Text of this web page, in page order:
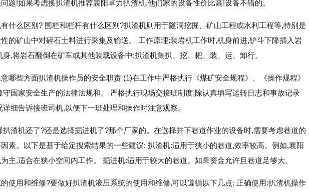
题!如果考虑换扒渣机推荐襄阳卓力扒渣机,他们家的设备性价比高!设备不错的。
什么区别? 围栏和栏杆有什么区别?扒渣机则用于隧洞挖掘、矿山工程或水利工程等,特别是
的矿山中对碎石土料进行采集及输送。 工作原理:装岩机工作时,机身前进,铲斗下降插入岩
,将岩石翻倒在矿车或其他装载设备中;扒渣机集扒、挖、耙、装、运、卸行。
哪些方面扒渣机操作员的安全职责 (1)在工作中严格执行《煤矿安全规程》、《操作规程》
国家安全生产的法律法规和。 严格执行现场交接班制度,除认真填写运转日志和事故记录
细告诉接班司机,以便下一班处理和操作时注意观察。
渣机还了?还是选择掘进机了?那个厂家的。在选择井下巷道作业的设备时,需要考虑巷道的
素。以下是基于给定搜索结果的一些建议: 扒渣机:适用于狭小的巷道,效率较高。例如,襄阳
主,适合在狭小空间内工作。 掘进机:适用于较大的巷道。如果资金允许且巷道足够大。
使用和维修?要做好扒渣机液压系统的使用和维修,可以遵循以下几点: 正确使用:扒渣机操作